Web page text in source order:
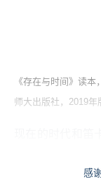
《存在与时间》读
师大出版社，2019年
时代有这样一
感